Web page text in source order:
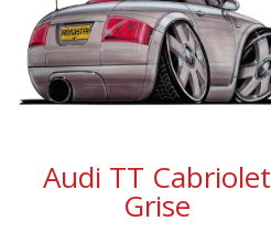
Audi TT Cabriolet
Grise